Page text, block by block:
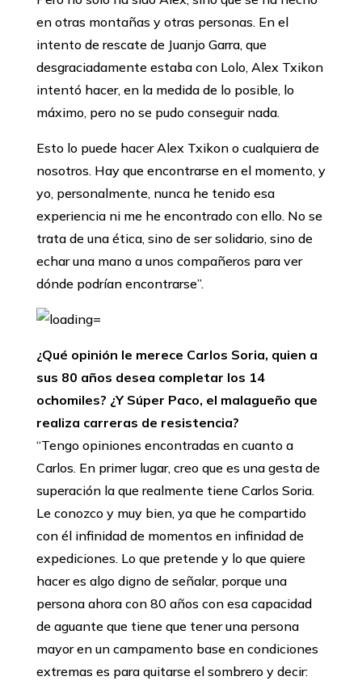
en otras montañas y otras personas. En el
intento de rescate de Juanjo Garra, que
desgraciadamente estaba con Lolo, Alex Txikon
intentó hacer, en la medida de lo posible, lo
máximo, pero no se pudo conseguir nada.
Esto lo puede hacer Alex Txikon o cualquiera de
nosotros. Hay que encontrarse en el momento, y
yo, personalmente, nunca he tenido esa
experiencia ni me he encontrado con ello. No se
trata de una ética, sino de ser solidario, sino de
echar una mano a unos compañeros para ver
dónde podrían encontrarse’’.
¿Qué opinión le merece Carlos Soria, quien a
sus 80 años desea completar los 14
ochomiles? ¿Y Súper Paco, el malagueño que
realiza carreras de resistencia?
‘‘Tengo opiniones encontradas en cuanto a
Carlos. En primer lugar, creo que es una gesta de
superación la que realmente tiene Carlos Soria.
Le conozco y muy bien, ya que he compartido
con él infinidad de momentos en infinidad de
expediciones. Lo que pretende y lo que quiere
hacer es algo digno de señalar, porque una
persona ahora con 80 años con esa capacidad
de aguante que tiene que tener una persona
mayor en un campamento base en condiciones
extremas es para quitarse el sombrero y decir: